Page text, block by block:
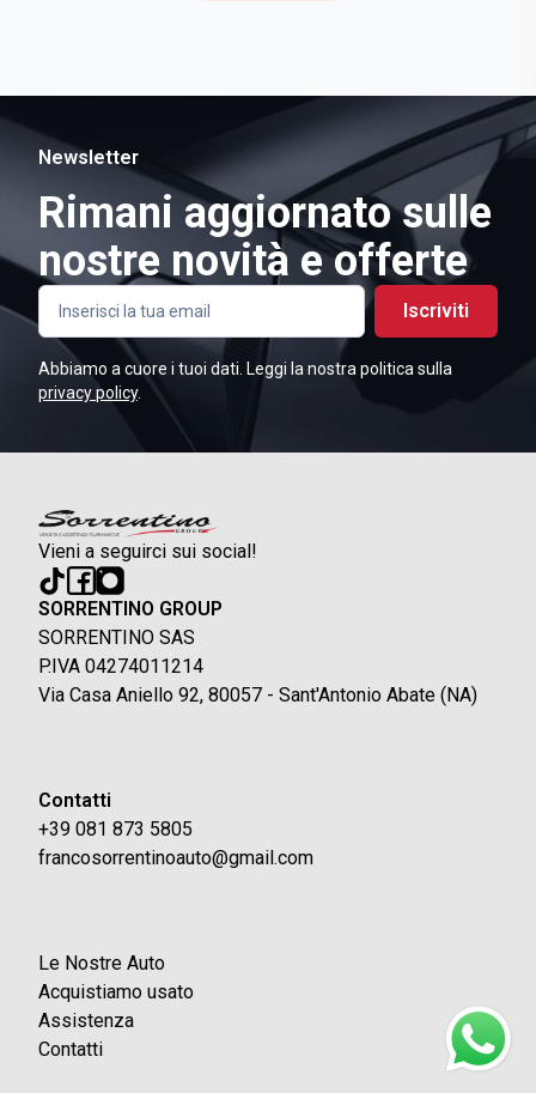
Newsletter
Rimani aggiornato sulle
nostre novità e offerte
Iscriviti
Abbiamo a cuore i tuoi dati. Leggi la nostra politica sulla
privacy policy.
Vieni a seguirci sui social!
SORRENTINO GROUP
SORRENTINO SAS
P.IVA 04274011214
Via Casa Aniello 92, 80057 - Sant'Antonio Abate (NA)
Contatti
+39 081 873 5805
francosorrentinoauto@gmail.com
Le Nostre Auto
Acquistiamo usato
Assistenza
Contatti